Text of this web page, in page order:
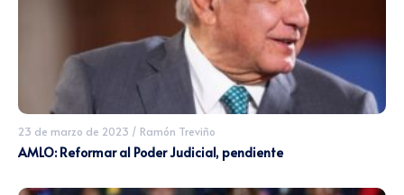
23 de marzo de 2023 / Ramón Treviño
AMLO: Reformar al Poder Judicial, pendiente